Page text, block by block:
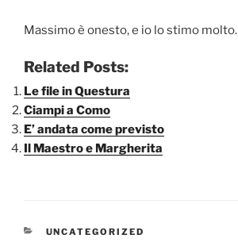
Massimo è onesto, e io lo stimo molto.
Related Posts:
Le file in Questura
Ciampi a Como
E’ andata come previsto
Il Maestro e Margherita
CATEGORIE
UNCATEGORIZED